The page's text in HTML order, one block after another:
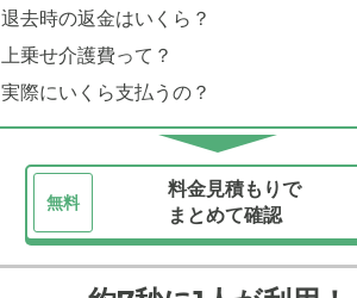
退去時の返金はいくら？
上乗せ介護費って？
実際にいくら支払うの？
無料
料金見積もりで
まとめて確認